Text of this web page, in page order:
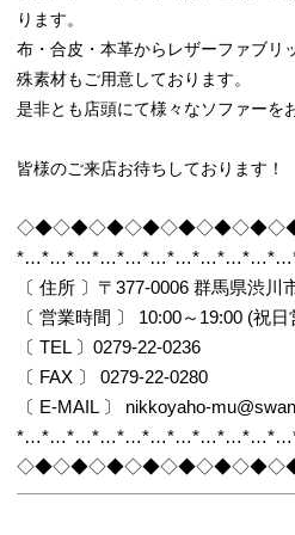
ります。
布・合皮・本革からレザーファブリ
殊素材もご用意しております。
是非とも店頭にて様々なソファーを
皆様のご来店お待ちしております！
〔 住所 〕〒377-0006 群馬県渋
〔 営業時間 〕 10:00～19:00 (祝
〔 TEL 〕0279-22-0236
〔 FAX 〕 0279-22-0280
〔 E-MAIL 〕 nikkoyaho-